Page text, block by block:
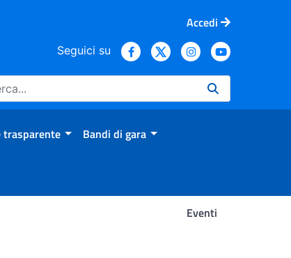
Accedi
Seguici su
trasparente Bandi di gara
Eventi